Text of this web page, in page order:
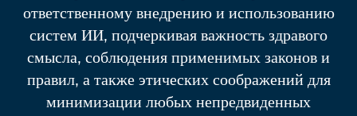
ответственному внедрению и использованию
систем ИИ, подчеркивая важность здравого
смысла, соблюдения применимых законов и
правил, а также этических соображений для
минимизации любых непредвиденных